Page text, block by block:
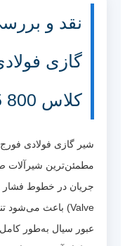
نقد و
گازی
کلاس 800 ASTM A105
مطمئن‌ترین شیرآلات
عبور سیال به‌طور